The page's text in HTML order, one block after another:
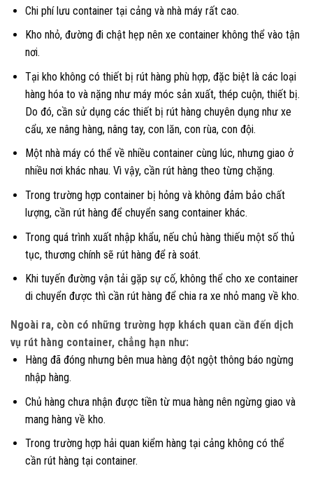
Chi phí lưu container tại cảng và nhà máy rất cao.
Kho nhỏ, đường đi chật hẹp nên xe container không thể vào tận
nơi.
Tại kho không có thiết bị rút hàng phù hợp, đặc biệt là các loại
hàng hóa to và nặng như máy móc sản xuất, thép cuộn, thiết bị.
Do đó, cần sử dụng các thiết bị rút hàng chuyên dụng như xe
cẩu, xe nâng hàng, nâng tay, con lăn, con rùa, con đội.
Một nhà máy có thể về nhiều container cùng lúc, nhưng giao ở
nhiều nơi khác nhau. Vì vậy, cần rút hàng theo từng chặng.
Trong trường hợp container bị hỏng và không đảm bảo chất
lượng, cần rút hàng để chuyển sang container khác.
Trong quá trình xuất nhập khẩu, nếu chủ hàng thiếu một số thủ
tục, thương chính sẽ rút hàng để rà soát.
Khi tuyến đường vận tải gặp sự cố, không thể cho xe container
di chuyển được thì cần rút hàng để chia ra xe nhỏ mang về kho.
Ngoài ra, còn có những trường hợp khách quan cần đến dịch
vụ rút hàng container, chẳng hạn như:
Hàng đã đóng nhưng bên mua hàng đột ngột thông báo ngừng
nhập hàng.
Chủ hàng chưa nhận được tiền từ mua hàng nên ngừng giao và
mang hàng về kho.
Trong trường hợp hải quan kiểm hàng tại cảng không có thể
cần rút hàng tại container.